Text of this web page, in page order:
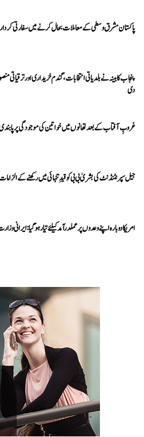
پاکستان مشرق وسطی کے معاملات بحال کرنے میں سفارتی کردار
پنجاب کابینہ نے بلدیاتی انتخابات، گندم خریداری اور
دی
غروبِ آفتاب کے بعد تھانوں میں خواتین کی موجودگی پر
جیل سپرنٹنڈنٹ کی بشریٰ بی بی کو قیدِ تنہائی میں رکھنے کے
امریکا دوبارہ اپنے وعدوں پر عملدرآمد کیلئے تیار ہو گیا: ایرانی